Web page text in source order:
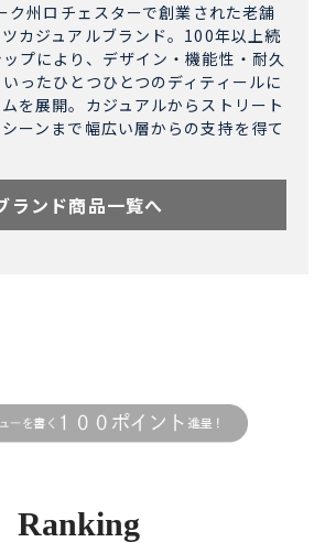
ク州ロチェスターで創業された老舗
カジュアルブランド。100年以上続
プにより、デザイン・機能性・耐久
ったひとつひとつのディティールに
を展開。カジュアルからストリート
ーンまで幅広い層からの支持を得て
ランド商品一覧へ
Ranking